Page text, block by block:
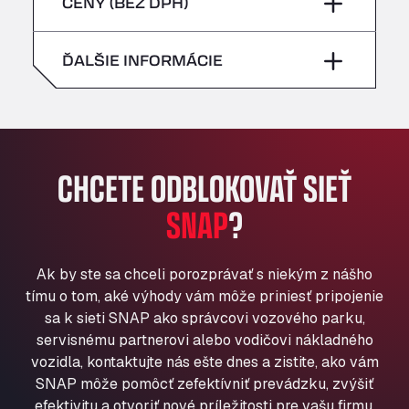
Klaverbladstaat 21, 3560
American Truck Wash
Andamur La Junquera
AP7 Salida 2, C/ Bassegoda, 4, 17700
Andamur Pamplona
Andamur San Roman II
Aut A1 Exit 385, 01207
Anglia Motel
Washway Road, PE12 8LT
Anpol Sp. z o.o.
Ul. Torunska 147, 85884
nedeľa –
nedeľa –
ĎALŠIE INFORMÁCIE
CHCETE ODBLOKOVAŤ SIEŤ
SNAP?
Ak by ste sa chceli porozprávať s niekým z nášho
tímu o tom, aké výhody vám môže priniesť pripojenie
sa k sieti SNAP ako správcovi vozového parku,
servisnému partnerovi alebo vodičovi nákladného
vozidla, kontaktujte nás ešte dnes a zistite, ako vám
SNAP môže pomôcť zefektívniť prevádzku, zvýšiť